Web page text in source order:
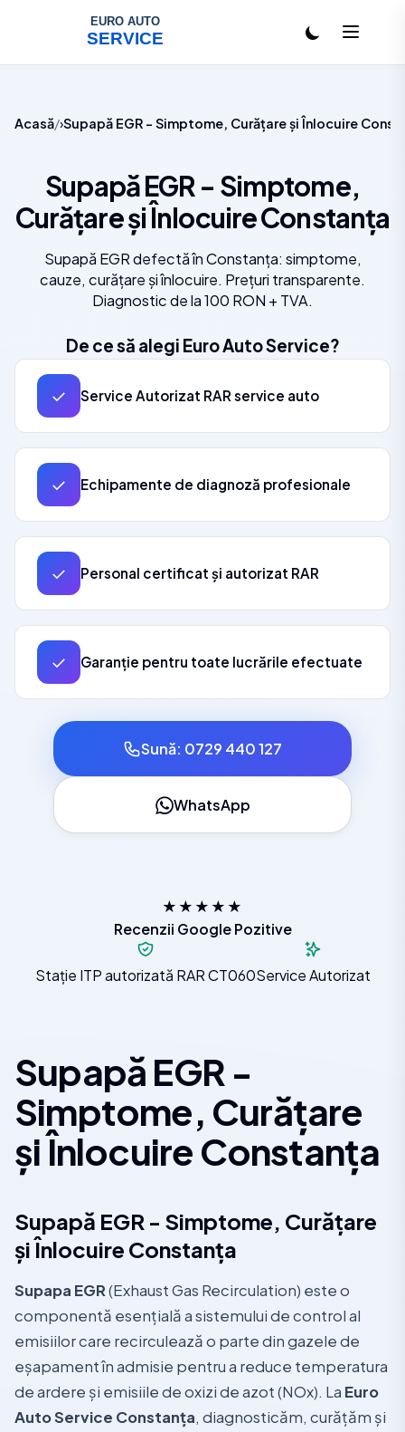
Acasă Supapă EGR - Simptome, Curățare și Înlocuire
Supapă EGR - Simptome,
Curățare și Înlocuire Constanța
Supapă EGR defectă în Constanța: simptome,
cauze, curățare și înlocuire. Prețuri transparente.
Diagnostic de la 100 RON + TVA.
De ce să alegi Euro Auto Service?
✓ Service Autorizat RAR service auto
✓ Echipamente de diagnoză profesionale
✓ Personal certificat și autorizat RAR
✓ Garanție pentru toate lucrările efectuate
Sună: 0729 440 127
WhatsApp
★★★★★
Recenzii Google Pozitive
Stație ITP autorizată RAR CT060Service Autorizat
Supapă EGR -
Simptome, Curățare
și Înlocuire Constanța
Supapă EGR - Simptome, Curățare
și Înlocuire Constanța
Supapa EGR(Exhaust Gas Recirculation) este o
componentă esențială a sistemului de control al
emisiilor care recirculează o parte din gazele de
eșapament în admisie pentru a reduce temperatura
de ardere și emisiile de oxizi de azot (NOx). La Euro
Auto Service Constanța, diagnosticăm, curățăm și